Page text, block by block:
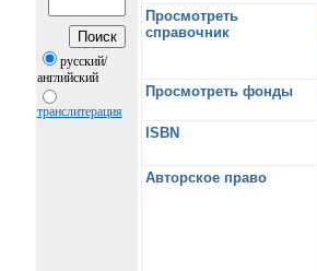
Просмотреть
справочник
Просмотреть фонды
ISBN
Авторское право
русский/
английский
транслитерация